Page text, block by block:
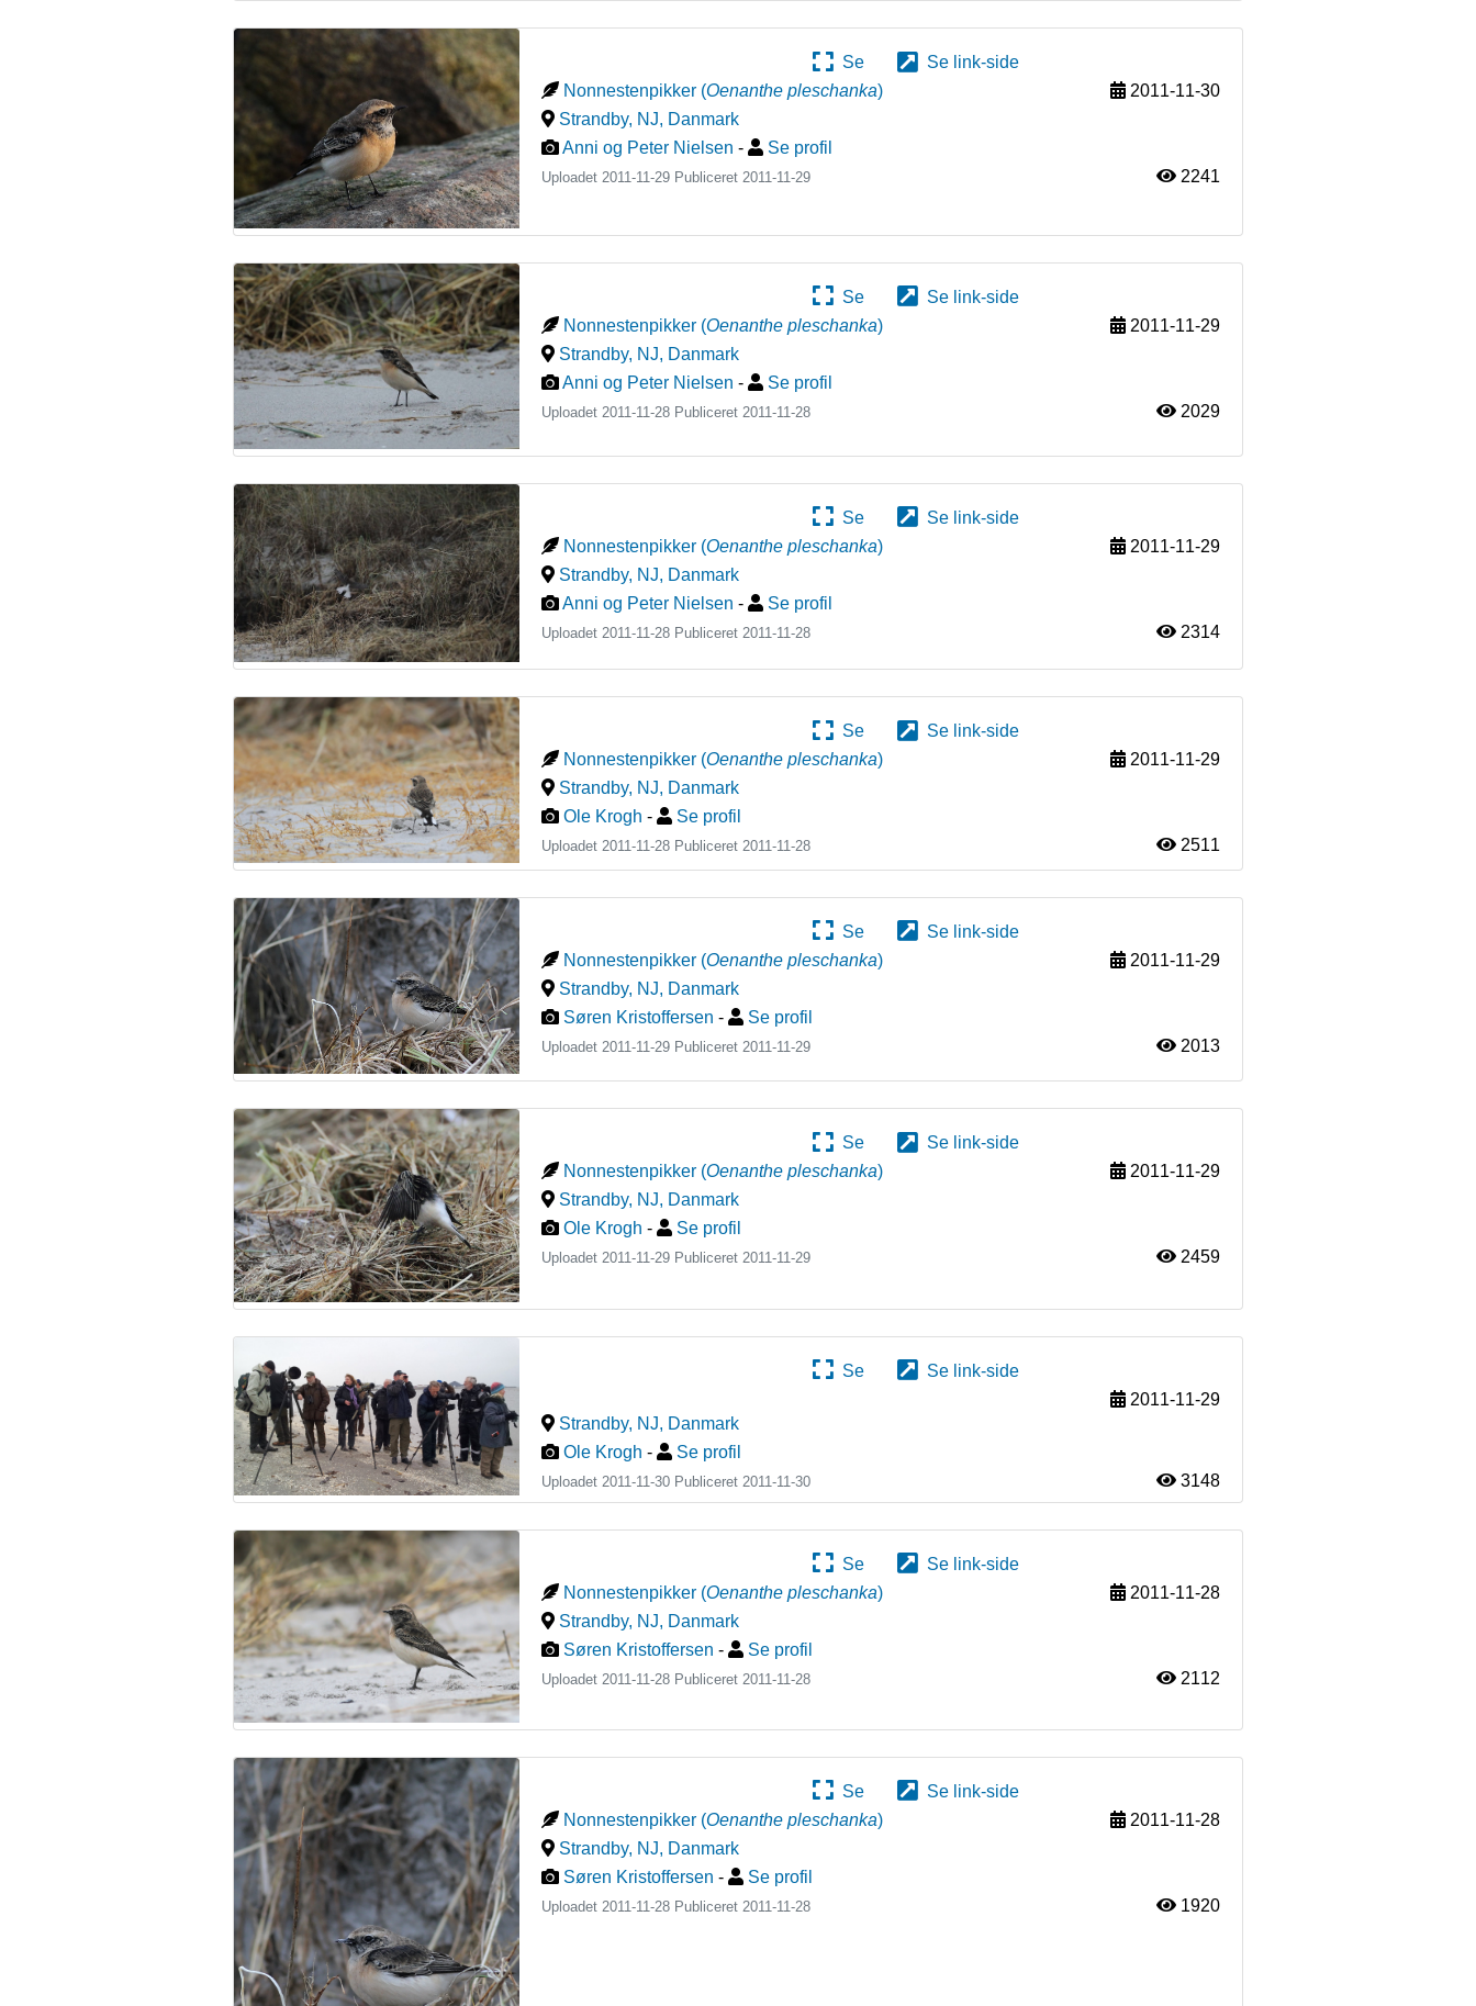
Se
Se link-side
Nonnestenpikker (Oenanthe pleschanka)
2011-11-30
Strandby, NJ, Danmark
Anni og Peter Nielsen - Se profil
Uploadet 2011-11-29 Publiceret2011-11-29 2241
Se
Se link-side
Nonnestenpikker (Oenanthe pleschanka)
2011-11-29
Strandby, NJ, Danmark
Anni og Peter Nielsen - Se profil
Uploadet 2011-11-28 Publiceret2011-11-28 2029
Se
Se link-side
Nonnestenpikker (Oenanthe pleschanka)
2011-11-29
Strandby, NJ, Danmark
Anni og Peter Nielsen - Se profil
Uploadet 2011-11-28 Publiceret 2011-11-28 2314
Se
Se link-side
Nonnestenpikker (Oenanthe pleschanka)
2011-11-29
Strandby, NJ, Danmark
Ole Krogh - Se profil
Uploadet 2011-11-28 Publiceret2011-11-28 2511
Se
Se link-side
Nonnestenpikker (Oenanthe pleschanka)
2011-11-29
Strandby, NJ, Danmark
Søren Kristoffersen - Se profil
Uploadet 2011-11-29 Publiceret2011-11-29 2013
Se
Se link-side
Nonnestenpikker (Oenanthe pleschanka)
2011-11-29
Strandby, NJ, Danmark
Ole Krogh - Se profil
Uploadet 2011-11-29 Publiceret2011-11-29 2459
Se
Se link-side
2011-11-29
Strandby, NJ, Danmark
Ole Krogh - Se profil
Uploadet 2011-11-30 Publiceret 2011-11-30 3148
Se
Se link-side
Nonnestenpikker (Oenanthe pleschanka)
2011-11-28
Strandby, NJ, Danmark
Søren Kristoffersen - Se profil
Uploadet 2011-11-28 Publiceret 2011-11-28 2112
Se
Se link-side
Nonnestenpikker (Oenanthe pleschanka)
2011-11-28
Strandby, NJ, Danmark
Søren Kristoffersen - Se profil
Uploadet 2011-11-28 Publiceret 2011-11-28 1920